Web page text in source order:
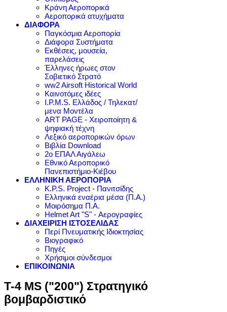
Κράνη Αεροπορικά
Αεροπορικά ατυχήματα
ΔΙΑΦΟΡΑ
Παγκόσμια Αεροπορία
Διάφορα Συστήματα
Εκθέσεις, μουσεία,
παρελάσεις
Έλληνες ήρωες στον
Σοβιετικό Στρατό
ww2 Airsoft Historical World
Καινοτόμες ιδέες
I.P.M.S. Ελλάδος / Τηλεκατ/
μενα Μοντέλα
ART PAGE - Χειροποίητη &
ψηφιακή τέχνη
Λεξικό αεροπορικών όρων
Βιβλία Download
2ο ΕΠΑΛ Αιγάλεω
Εθνικό Αεροπορικό
Πανεπιστήμιο-Κιέβου
ΕΛΛΗΝΙΚΗ ΑΕΡΟΠΟΡΙΑ
K.P.S. Project - Πανιτσίδης
Ελληνικά εναέρια μέσα (Π.Α.)
Μοιρόσημα Π.Α.
Helmet Art "S" - Αερογραφίες
ΔΙΑΧΕΙΡΙΣΗ ΙΣΤΟΣΕΛΙΔΑΣ
Περί Πνευματικής Ιδιοκτησίας
Βιογραφικό
Πηγές
Χρήσιμοι σύνδεσμοι
ΕΠΙΚΟΙΝΩΝΙΑ
T-4 MS ("200") Στρατηγικό
βομβαρδιστικό